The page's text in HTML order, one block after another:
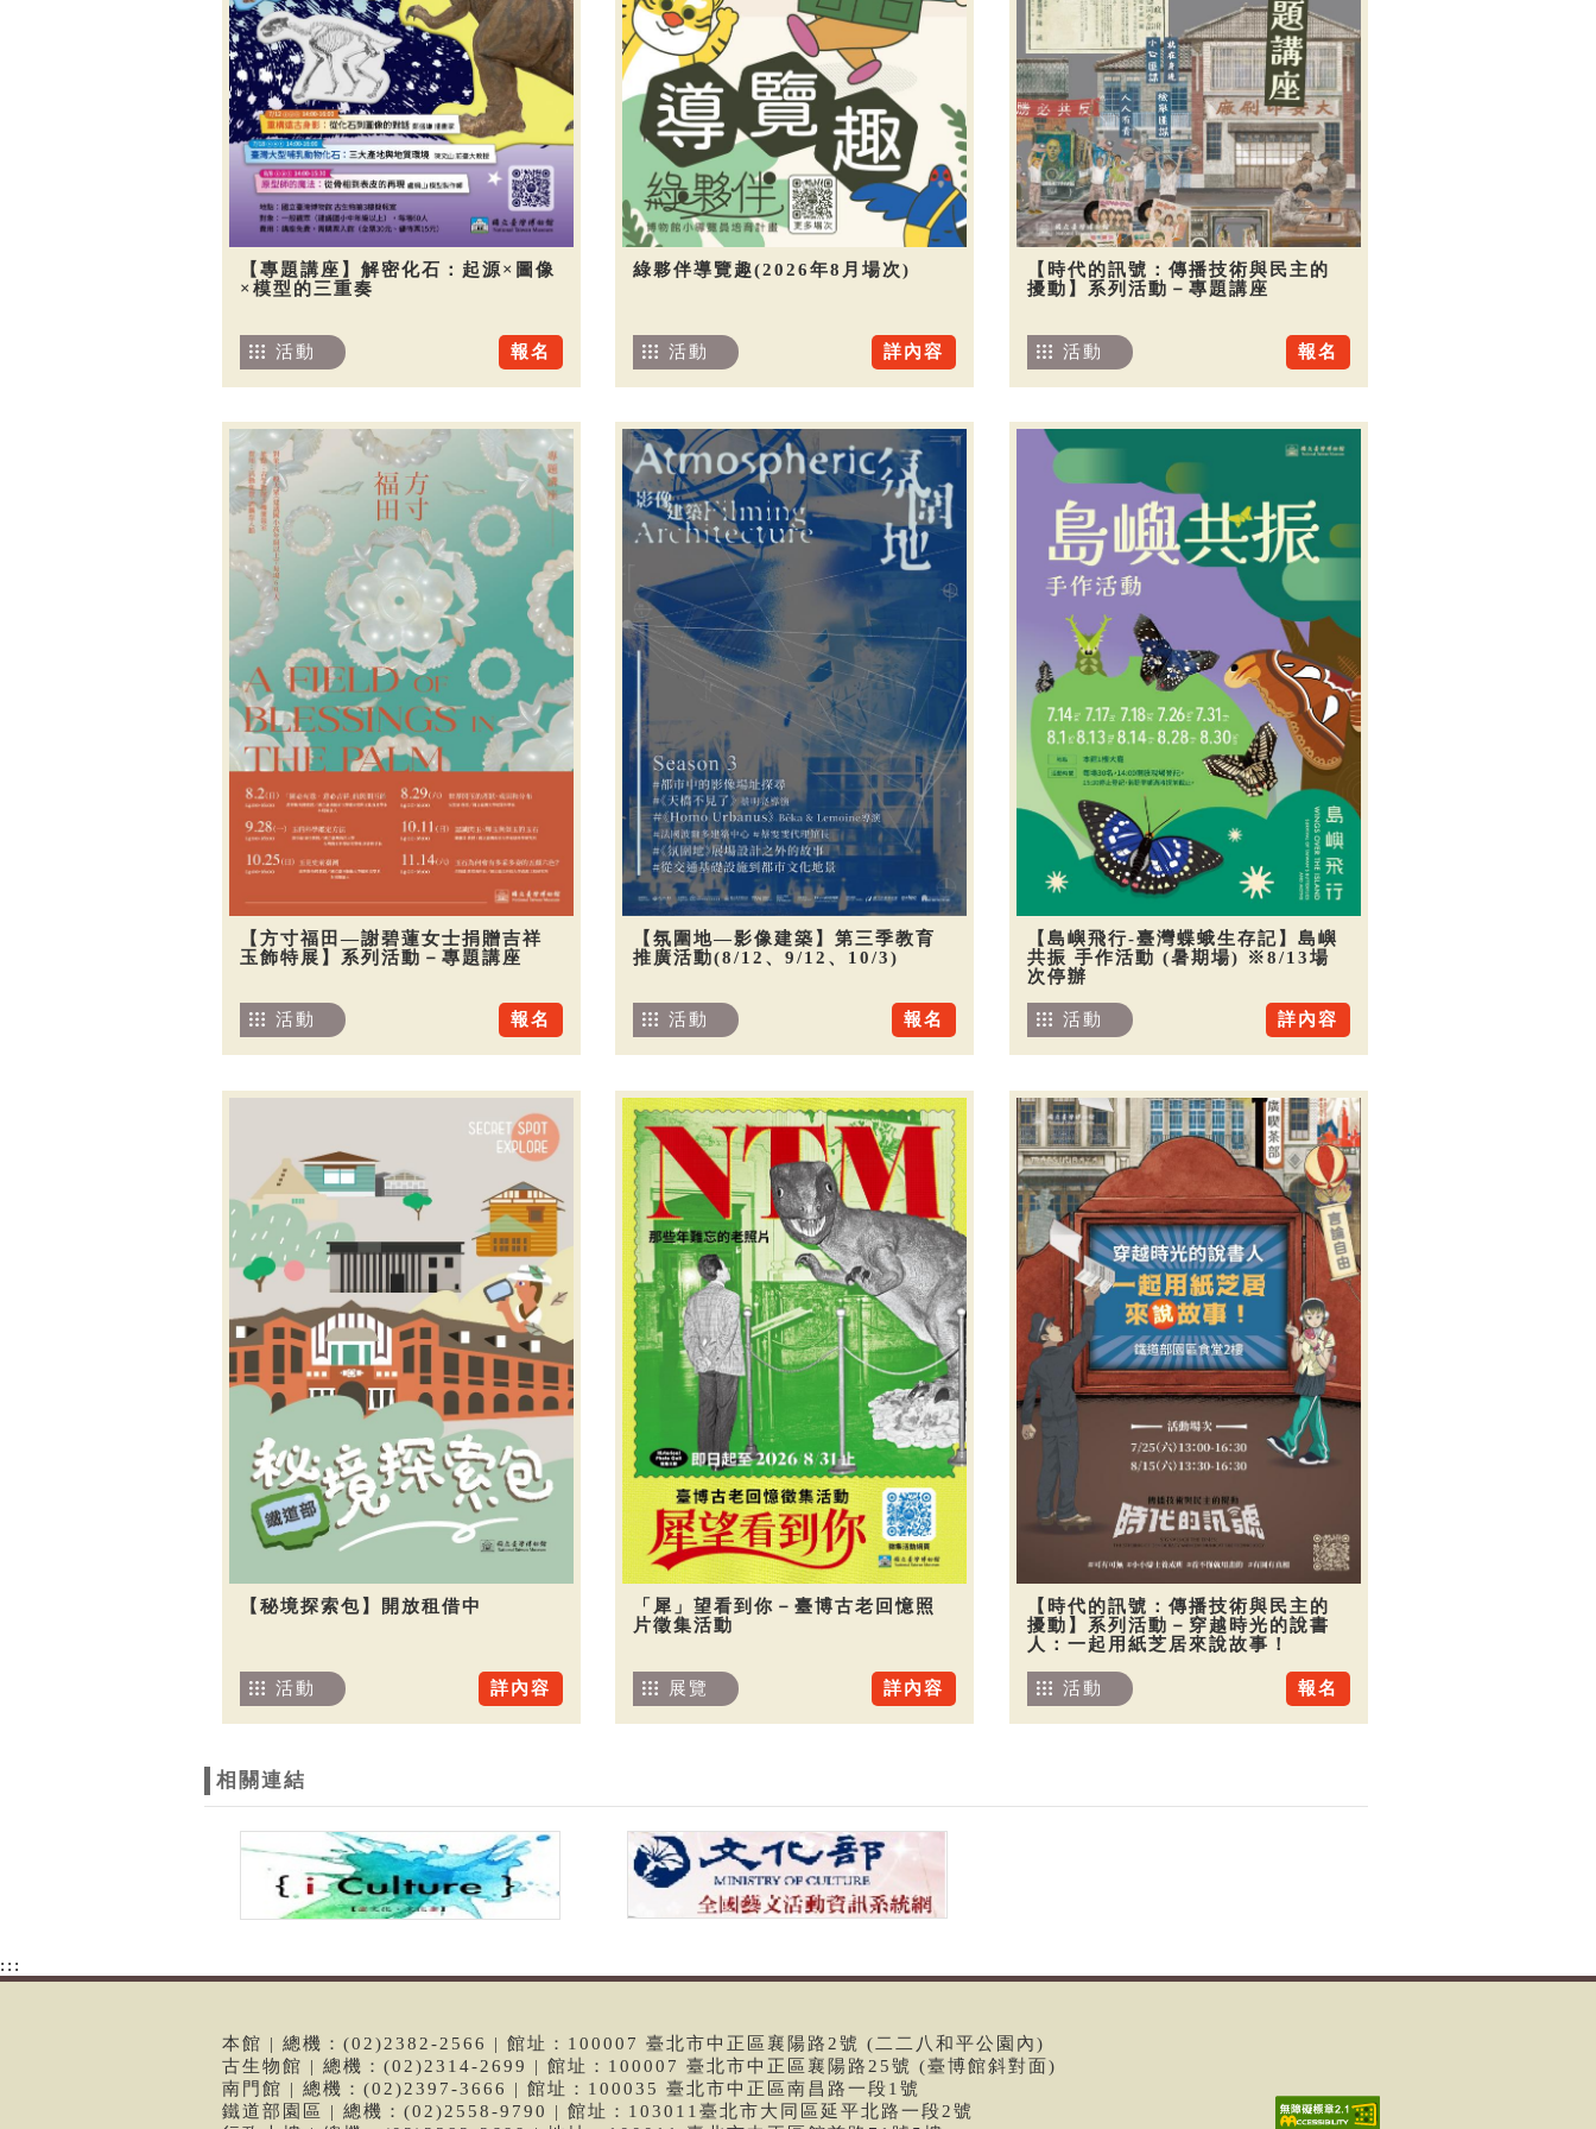
【專題講座】解密化石：起源×圖像
×模型的三重奏
報名
活動
綠夥伴導覽趣(2026年8月場次)
詳內容
活動
【時代的訊號：傳播技術與民主的
擾動】系列活動－專題講座
報名
活動
【方寸福田—謝碧蓮女士捐贈吉祥
玉飾特展】系列活動－專題講座
報名
活動
【氛圍地—影像建築】第三季教育
推廣活動(8/12、9/12、10/3)
報名
活動
【島嶼飛行-臺灣蝶蛾生存記】島嶼
共振 手作活動 (暑期場) ※8/13場
次停辦
詳內容
活動
【秘境探索包】開放租借中
詳內容
活動
「犀」望看到你－臺博古老回憶照
片徵集活動
詳內容
展覽
【時代的訊號：傳播技術與民主的
擾動】系列活動－穿越時光的說書
人：一起用紙芝居來說故事！
報名
活動
相關連結
:::
本館 | 總機：(02)2382-2566 | 館址：100007 臺北市中正區襄陽路2號 (二二八和平公園內)
古生物館 | 總機：(02)2314-2699 | 館址：100007 臺北市中正區襄陽路25號 (臺博館斜對面)
南門館 | 總機：(02)2397-3666 | 館址：100035 臺北市中正區南昌路一段1號
鐵道部園區 | 總機：(02)2558-9790 | 館址：103011臺北市大同區延平北路一段2號